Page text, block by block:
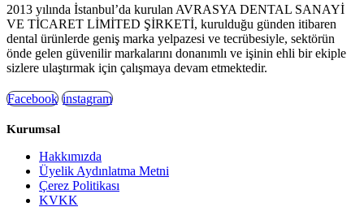
2013 yılında İstanbul’da kurulan AVRASYA DENTAL SANAYİ
VE TİCARET LİMİTED ŞİRKETİ, kurulduğu günden itibaren
dental ürünlerde geniş marka yelpazesi ve tecrübesiyle, sektörün
önde gelen güvenilir markalarını donanımlı ve işinin ehli bir ekiple
sizlere ulaştırmak için çalışmaya devam etmektedir.
Facebook instagram
Kurumsal
Hakkımızda
Üyelik Aydınlatma Metni
Çerez Politikası
KVKK